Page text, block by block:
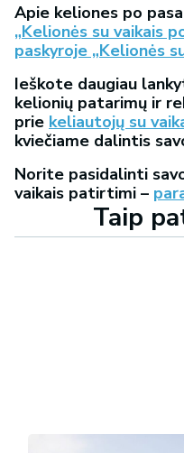
Apie keliones po
„Kelionės su vaikais
paskyroje „Kelionės
Ieškote daugiau
kelionių patarimų ir
prie keliautojų su
kviečiame dalintis
Norite pasidalinti
vaikais patirtimi –
Taip